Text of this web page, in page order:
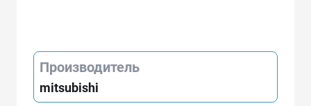
Производитель
mitsubishi